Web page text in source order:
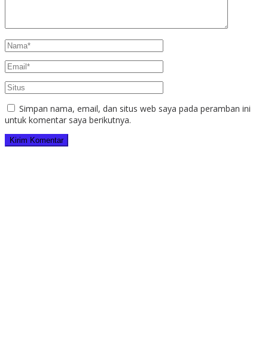
Simpan nama, email, dan situs web saya pada peramban ini
untuk komentar saya berikutnya.